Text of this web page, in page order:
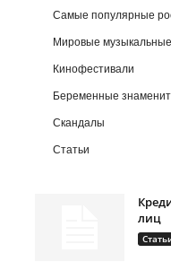
Самые популярные
Мировые
Кинофестивали
Беременные
Скандалы
Статьи
лиц